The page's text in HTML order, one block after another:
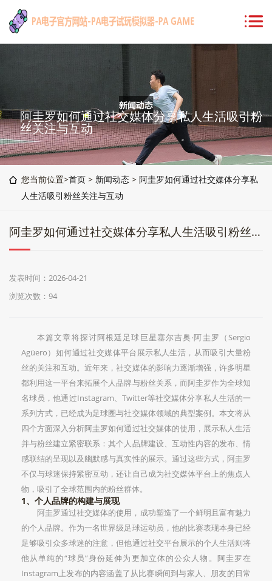
阿圭罗如何通过社交媒体分享私人生活吸引粉
丝关注与互动
您当前位置>首页 > 新闻动态 > 阿圭罗如何通过社交媒体分享私
人生活吸引粉丝关注与互动
阿圭罗如何通过社交媒体分享私人生活吸引粉丝关注与互动
发表时间：2026-04-21
浏览次数：94
本篇文章将探讨阿根廷足球巨星塞尔吉奥·阿圭罗（Sergio
Agüero）如何通过社交媒体平台展示私人生活，从而吸引大量粉
丝的关注和互动。近年来，社交媒体的影响力逐渐增强，许多明星
都利用这一平台来拓展个人品牌与粉丝关系，而阿圭罗作为全球知
名球员，他通过Instagram、Twitter等社交媒体分享私人生活的一
系列方式，已经成为足球圈与社交媒体领域的典型案例。本文将从
四个方面深入分析阿圭罗如何通过社交媒体的使用，展示私人生活
并与粉丝建立紧密联系：其个人品牌建设、互动性内容的发布、情
感联结的呈现以及幽默感与真实性的展示。通过这些方式，阿圭罗
不仅与球迷保持紧密互动，还让自己成为社交媒体平台上的焦点人
物，吸引了全球范围内的粉丝群体。
1、个人品牌的构建与展现
阿圭罗通过社交媒体的使用，成功塑造了一个鲜明且富有魅力
的个人品牌。作为一名世界级足球运动员，他的比赛表现本身已经
足够吸引众多球迷的注意，但他通过社交平台展示的个人生活则将
他从单纯的“球员”身份延伸为更加立体的公众人物。阿圭罗在
Instagram上发布的内容涵盖了从比赛瞬间到与家人、朋友的日常